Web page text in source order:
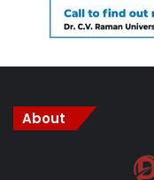
About